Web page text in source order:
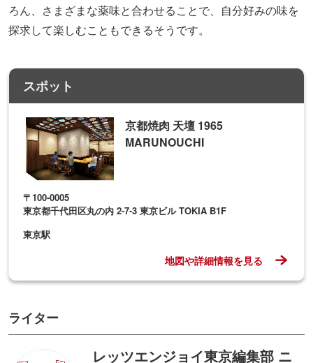
ろん、さまざまな薬味と合わせることで、自分好みの味を
探求して楽しむこともできるそうです。
スポット
京都焼肉 天壇 1965
MARUNOUCHI
〒100-0005
東京都千代田区丸の内 2-7-3 東京ビル TOKIA B1F
東京駅
地図や詳細情報を見る
ライター
レッツエンジョイ東京編集部 ニ